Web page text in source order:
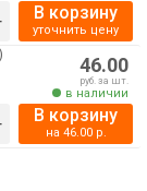
В корзину
уточнить цену
46.00
руб. за шт.
в наличии
В корзину
на 46.00р.